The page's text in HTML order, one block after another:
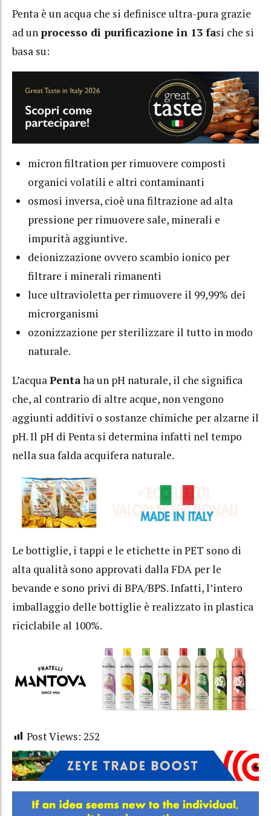
Penta è un acqua che si definisce ultra-pura grazie
ad un processo di purificazione in 13 fasi che si
basa su:
micron filtration per rimuovere composti
organici volatili e altri contaminanti
osmosi inversa, cioè una filtrazione ad alta
pressione per rimuovere sale, minerali e
impurità aggiuntive.
deionizzazione ovvero scambio ionico per
filtrare i minerali rimanenti
luce ultravioletta per rimuovere il 99,99% dei
microrganismi
ozonizzazione per sterilizzare il tutto in modo
naturale.
L’acquaPentaha un pH naturale, il che significa
che, al contrario di altre acque, non vengono
aggiunti additivi o sostanze chimiche per alzarne il
pH. Il pH di Penta si determina infatti nel tempo
nella sua falda acquifera naturale.
Le bottiglie, i tappi e le etichette in PET sono di
alta qualità sono approvati dalla FDA per le
bevande e sono privi di BPA/BPS. Infatti, l’intero
imballaggio delle bottiglie è realizzato in plastica
riciclabile al 100%.
Post Views: 252